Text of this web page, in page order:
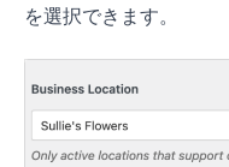
を選択できます。